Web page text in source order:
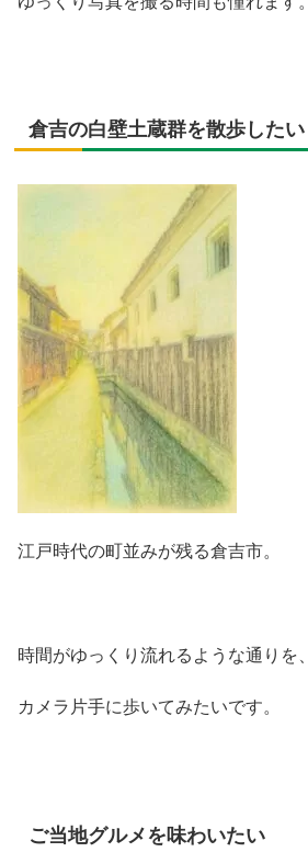
倉吉の白壁土蔵群を散歩したい
江戸時代の町並みが残る倉吉市。
時間がゆっくり流れるような通りを、
カメラ片手に歩いてみたいです。
ご当地グルメを味わいたい